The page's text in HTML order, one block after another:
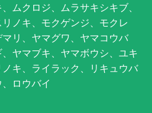
ムクロジ、ムラサキシキブ、
ノキ、モクゲンジ、モクレ
リ、ヤマグワ、ヤマコウバ
ヤマブキ、ヤマボウシ、ユキ
キ、ライラック、リキュウバ
ロウバイ